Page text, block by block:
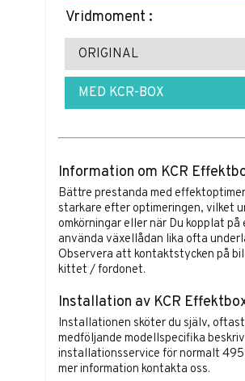
Vridmoment :
ORIGINAL
MED KCR-BOX
Information om KCR
Bättre prestanda med
starkare efter optimeringen, vilket
omkörningar eller när Du kopplat
använda växellådan lika ofta
Observera att kontaktstycken på
kittet / fordonet.
Installation av KCR
Installationen sköter du själv,
medföljande modellspecifika
installationsservice för normalt 495
mer information kontakta oss.